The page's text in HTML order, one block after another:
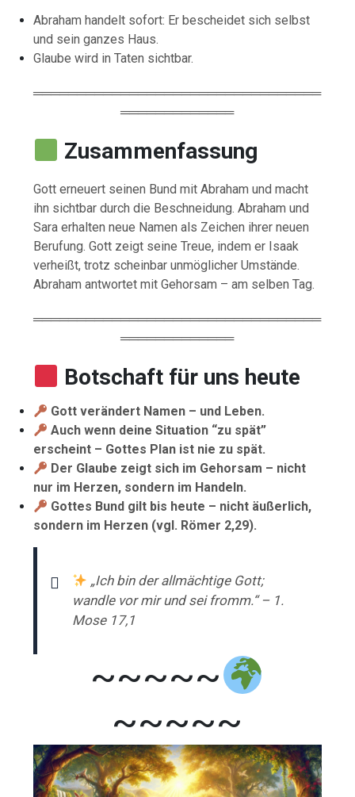
Abraham handelt sofort: Er bescheidet sich selbst
und sein ganzes Haus.
Glaube wird in Taten sichtbar.
═════════════════════════════════
═════════════
Zusammenfassung
Gott erneuert seinen Bund mit Abraham und macht
ihn sichtbar durch die Beschneidung. Abraham und
Sara erhalten neue Namen als Zeichen ihrer neuen
Berufung. Gott zeigt seine Treue, indem er Isaak
verheißt, trotz scheinbar unmöglicher Umstände.
Abraham antwortet mit Gehorsam – am selben Tag.
═════════════════════════════════
═════════════
Botschaft für uns heute
Gott verändert Namen – und Leben.
Auch wenn deine Situation “zu spät”
erscheint – Gottes Plan ist nie zu spät.
Der Glaube zeigt sich im Gehorsam – nicht
nur im Herzen, sondern im Handeln.
Gottes Bund gilt bis heute – nicht äußerlich,
sondern im Herzen (vgl. Römer 2,29).
„Ich bin der allmächtige Gott;
wandle vor mir und sei fromm.“ – 1.
Mose 17,1
~~~~~
~~~~~